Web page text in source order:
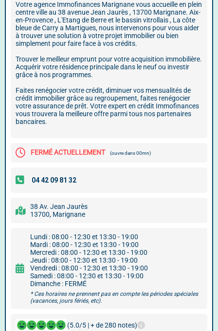
Votre agence Immofinances Marignane vous accueille en plein
centre ville au 38 avenue Jean Jaurès , 13700 Marignane. Aix-
en-Provence , L'Etang de Berre et le bassin vitrollais , La côte
bleue de Carry a Martigues, nous intervenons pour vous aider
à trouver une solution à votre projet immobilier ou bien
simplement pour faire face à vos crédits.
Trouver le meilleur emprunt pour votre acquisition immobilière.
Acquérir votre résidence principale dans le neuf ou investir
grâce à nos programmes.
Faites renégocier votre crédit, diminuer vos mensualités de
crédit immobilier grâce au regroupement, faites renégocier
votre assurance de prêt. Votre expert en crédit Immofinances
vous trouvera la meilleure offre parmi tous nos partenaires
bancaires.
FERMÉ ACTUELLEMENT (ouvre dans 00mn)
38 Av. Jean Jaurès
13700, Marignane
Lundi : 08:00 - 12:30 et 13:30 - 19:00
Mardi : 08:00 - 12:30 et 13:30 - 19:00
Mercredi : 08:00 - 12:30 et 13:30 - 19:00
Jeudi : 08:00 - 12:30 et 13:30 - 19:00
Vendredi : 08:00 - 12:30 et 13:30 - 19:00
Samedi : 08:00 - 12:30 et 13:30 - 19:00
Dimanche : FERMÉ
* Ces horaires ne prennent pas en compte les périodes spéciales
(vacances, jours fériés, etc).
(5.0/5 | + de 280 notes)